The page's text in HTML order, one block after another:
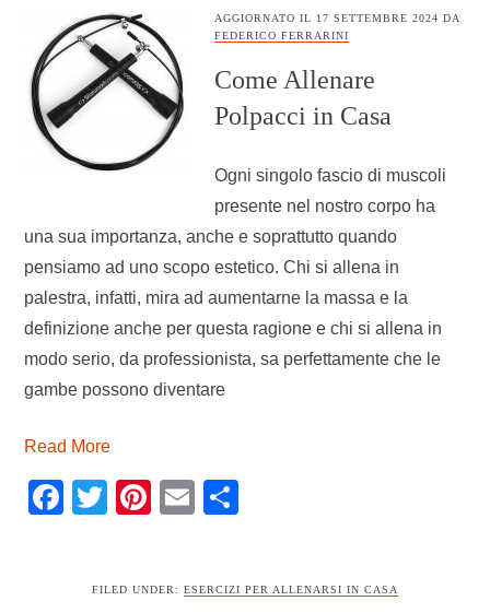
AGGIORNATO IL 17 SETTEMBRE 2024 DA
FEDERICO FERRARINI
Come Allenare
Polpacci in Casa
Ogni singolo fascio di muscoli
presente nel nostro corpo ha
una sua importanza, anche e soprattutto quando
pensiamo ad uno scopo estetico. Chi si allena in
palestra, infatti, mira ad aumentarne la massa e la
definizione anche per questa ragione e chi si allena in
modo serio, da professionista, sa perfettamente che le
gambe possono diventare
Read More
Facebook
TwitterPinterest
Email
FILED UNDER: ESERCIZI PER ALLENARSI IN CASA